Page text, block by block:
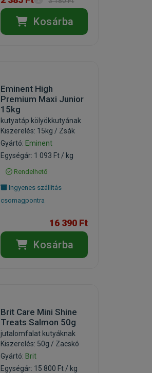
Kosárba
Eminent High
Premium Maxi Junior
15kg
kutyatáp kölyökkutyának
Kiszerelés: 15kg / Zsák
Gyártó: Eminent
Egységár: 1 093 Ft / kg
Rendelhető
Ingyenes szállítás
csomagpontra
16 390 Ft
Kosárba
Brit Care Mini Shine
Treats Salmon 50g
jutalomfalat kutyáknak
Kiszerelés: 50g / Zacskó
Gyártó: Brit
Egységár: 15 800 Ft / kg